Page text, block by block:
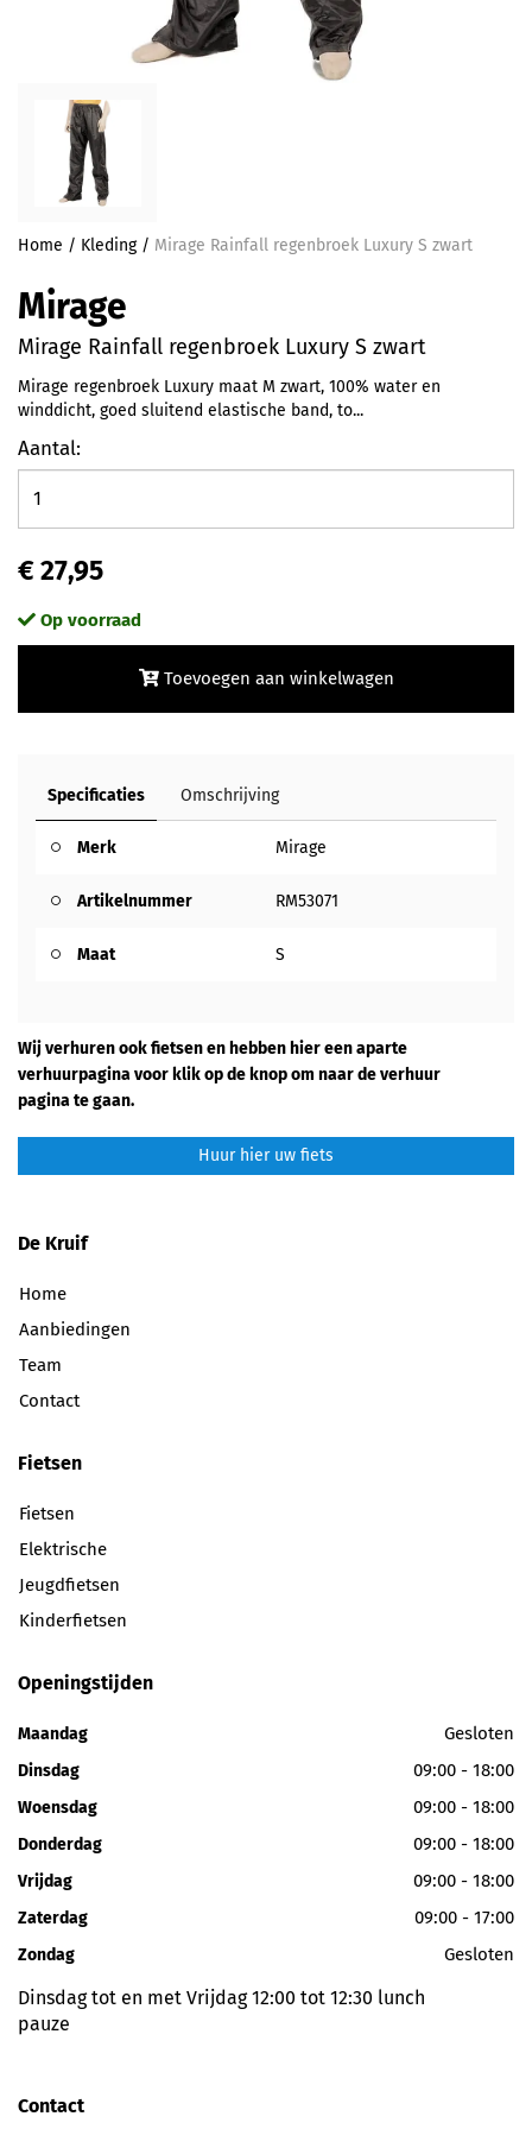
Home / Kleding/ Mirage Rainfall regenbroek Luxury S zwart
Mirage
Mirage Rainfall regenbroek Luxury S zwart
Mirage regenbroek Luxury maat M zwart, 100% water en
winddicht, goed sluitend elastische band, to...
Aantal:
€ 27,95
Op voorraad
Toevoegen aan winkelwagen
Specificaties Omschrijving
Merk Mirage
Artikelnummer RM53071
Maat S
Wij verhuren ook fietsen en hebben hier een aparte
verhuurpagina voor klik op de knop om naar de verhuur
pagina te gaan.
Huur hier uw fiets
De Kruif
Home
Aanbiedingen
Team
Contact
Fietsen
Fietsen
Elektrische
Jeugdfietsen
Kinderfietsen
Openingstijden
Maandag Gesloten
Dinsdag 09:00 - 18:00
Woensdag 09:00 - 18:00
Donderdag 09:00 - 18:00
Vrijdag 09:00 - 18:00
Zaterdag 09:00 - 17:00
Zondag Gesloten
Dinsdag tot en met Vrijdag 12:00 tot 12:30 lunch
pauze
Contact